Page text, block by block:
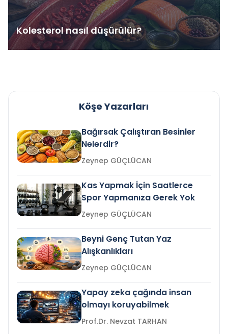
Kolesterol nasıl düşürülür?
Köşe Yazarları
Bağırsak Çalıştıran Besinler
Nelerdir?
Zeynep GÜÇLÜCAN
Kas Yapmak İçin Saatlerce
Spor Yapmanıza Gerek Yok
Zeynep GÜÇLÜCAN
Beyni Genç Tutan Yaz
Alışkanlıkları
Zeynep GÜÇLÜCAN
Yapay zeka çağında insan
olmayı koruyabilmek
Prof.Dr. Nevzat TARHAN